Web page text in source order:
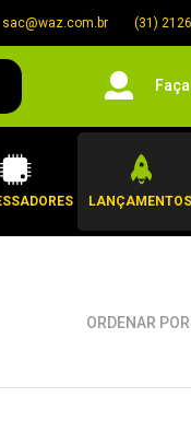
sac@waz.com.br (31)
LANÇAMENTOS
ORDENAR POR